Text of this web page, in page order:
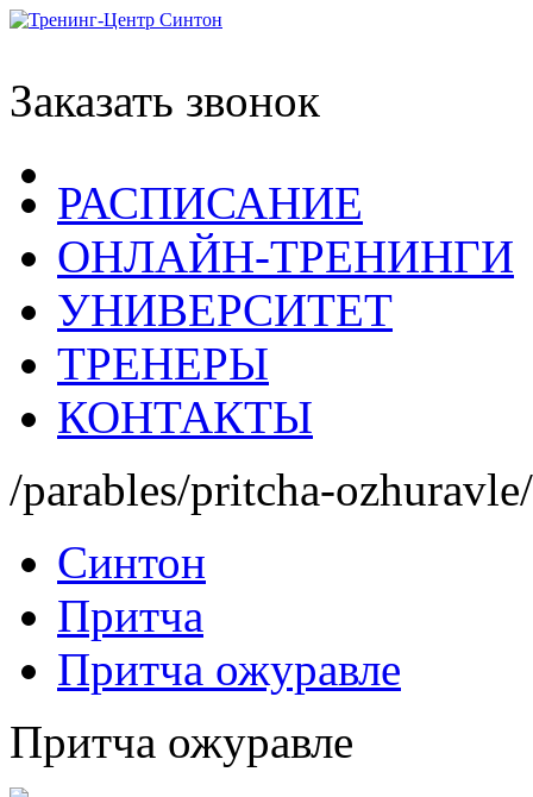
Заказать звонок
РАСПИСАНИЕ
ОНЛАЙН-ТРЕНИНГИ
УНИВЕРСИТЕТ
ТРЕНЕРЫ
КОНТАКТЫ
/parables/pritcha-ozhuravle/
Синтон
Притча
Притча ожуравле
Притча ожуравле